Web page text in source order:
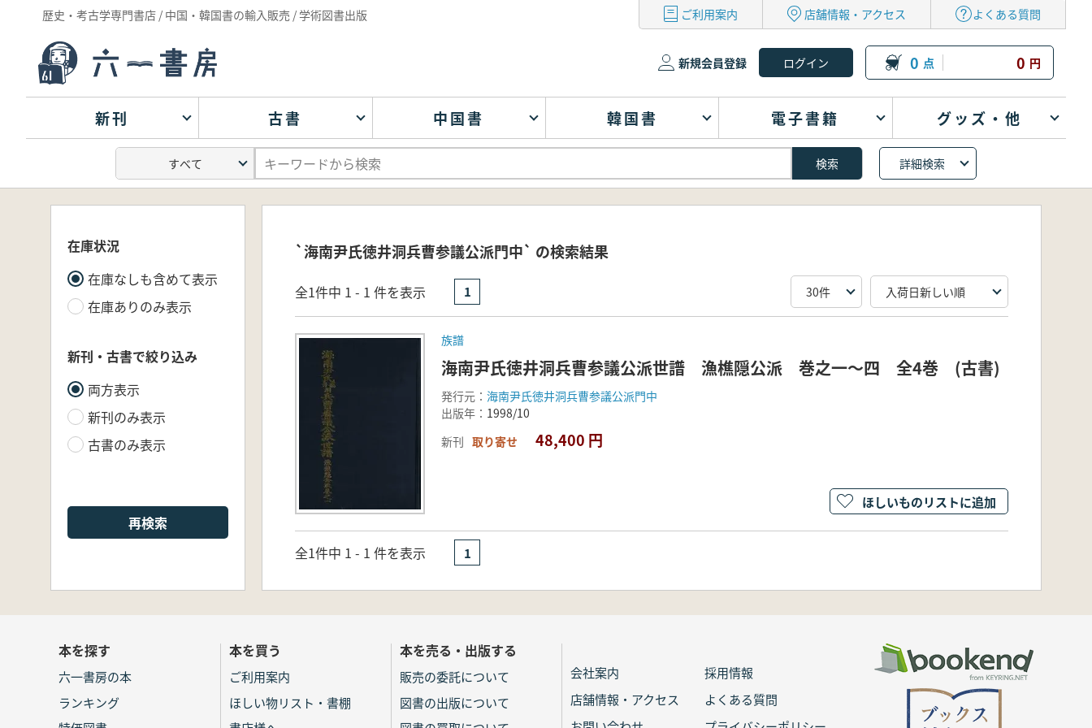
歴史・考古学専門書店 / 中国・韓国書の輸入販売 / 学術図書出版 ご利用案内 店舗情報・アクセス よくある質問
新規会員登録 0 点 0 円
新刊 古書 中国書 韓国書 電子書籍 グッズ・他
詳細検索
在庫状況
在庫なしも含めて表示
在庫ありのみ表示
新刊・古書で絞り込み
両方表示
新刊のみ表示
古書のみ表示
再検索
`海南尹氏徳井洞兵曹参議公派門中` の検索結果
全1件中 1 - 1 件を表示 1
族譜
海南尹氏徳井洞兵曹参議公派世譜 漁樵隠公派 巻之一～四 全4巻 (古書)
発行元： 海南尹氏徳井洞兵曹参議公派門中
出版年： 1998/10
新刊 取り寄せ 48,400 円
ほしいものリストに追加
全1件中 1 - 1 件を表示 1
本を探す
六一書房の本
ランキング
本を買う
ご利用案内
ほしい物リスト・書棚
本を売る・出版する
販売の委託について
図書の出版について
会社案内
採用情報
店舗情報・アクセス
よくある質問